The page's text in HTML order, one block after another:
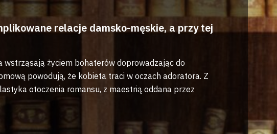
relacje damsko-męskie, a przy tej
wstrząsają życiem bohaterów doprowadzając do
powodują, że kobieta traci w oczach adoratora. Z
otoczenia romansu, z maestrią oddana przez